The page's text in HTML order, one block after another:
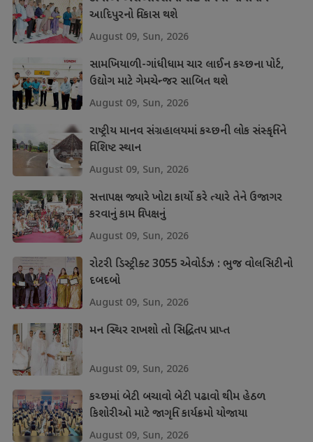
આદિપુરનો વિકાસ થશે
August 09, Sun, 2026
સામખિયાળી-ગાંધીધામ ચાર લાઈન કચ્છના પોર્ટ,
ઉદ્યોગ માટે ગેમચેન્જર સાબિત થશે
August 09, Sun, 2026
રાષ્ટ્રીય માનવ સંગ્રહાલયમાં કચ્છની લોક સંસ્કૃતિને
વિશિષ્ટ સ્થાન
August 09, Sun, 2026
સત્તાપક્ષ જ્યારે ખોટા કાર્યો કરે ત્યારે તેને ઉજાગર
કરવાનું કામ વિપક્ષનું
August 09, Sun, 2026
રોટરી ડિસ્ટ્રીક્ટ 3055 એવોર્ડઝ : ભુજ વોલસિટીનો
દબદબો
August 09, Sun, 2026
મન સ્થિર રાખશો તો સિદ્ધિતપ પ્રાપ્ત
August 09, Sun, 2026
કચ્છમાં બેટી બચાવો બેટી પઢાવો થીમ હેઠળ
કિશોરીઓ માટે જાગૃતિ કાર્યક્રમો યોજાયા
August 09, Sun, 2026